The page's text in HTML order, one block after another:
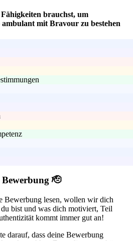
brauchst, um
mit Bravour zu bestehen
🫡
Bewerbung lesen, wollen wir dich
bist und was dich motiviert, Teil
kommt immer gut an!
darauf, dass deine Bewerbung